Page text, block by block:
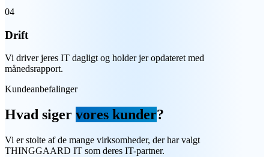
04
Drift
Vi driver jeres IT dagligt og holder jer opdateret med
månedsrapport.
Kundeanbefalinger
Hvad siger vores kunder?
Vi er stolte af de mange virksomheder, der har valgt
THINGGAARD IT som deres IT-partner.